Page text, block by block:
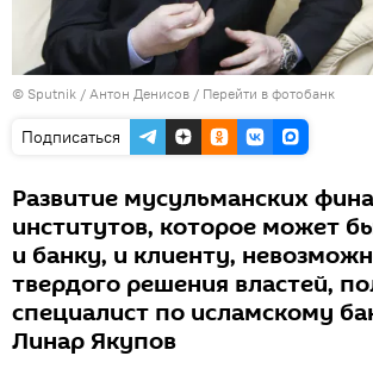
© Sputnik / Антон Денисов / Перейти в фотобанк
Подписаться
Развитие мусульманских
институтов, которое может
и банку, и клиенту,
твердого решения властей,
специалист по исламскому
Линар Якупов